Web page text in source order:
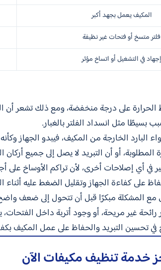
المكيف يعمل بجهد أكبر
فلتر متسخ أو فتحات غير نظيفة
إجهاد في التشغيل أو اتساخ مؤثر
على درجة منخفضة، ومع ذلك تشعر أن
بسيطًا مثل انسداد الفلتر بالغبار.
البارد الخارجة من المكيف، فيبدو الجهاز
أو أن التبريد لا يصل إلى جميع أركان
أي إصلاحات أخرى، لأن تراكم الأوساخ على
على كفاءة الجهاز وتقليل الضغط عليه أثناء
مبكرًا قبل أن تتحول إلى ضعف واضح
غير مريحة، أو وجود أتربة داخل
تحسين التبريد والحفاظ على عمل المكيف
خدمة تنظيف مكيفات الآن